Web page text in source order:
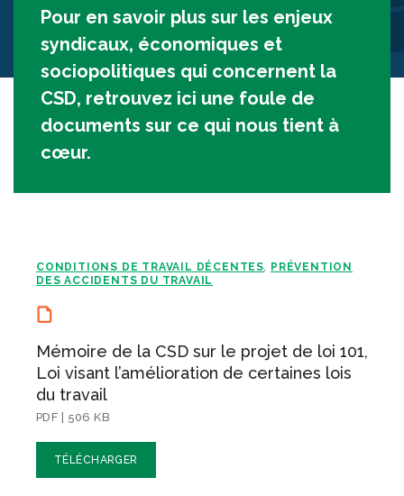
Pour en savoir plus sur les enjeux
syndicaux, économiques et
sociopolitiques qui concernent la
CSD, retrouvez ici une foule de
documents sur ce qui nous tient à
cœur.
CONDITIONS DE TRAVAIL DÉCENTES
PRÉVENTION
DES ACCIDENTS DU TRAVAIL
Mémoire de la CSD sur le projet de loi 101,
Loi visant l’amélioration de certaines lois
du travail
PDF | 506 KB
TÉLÉCHARGER